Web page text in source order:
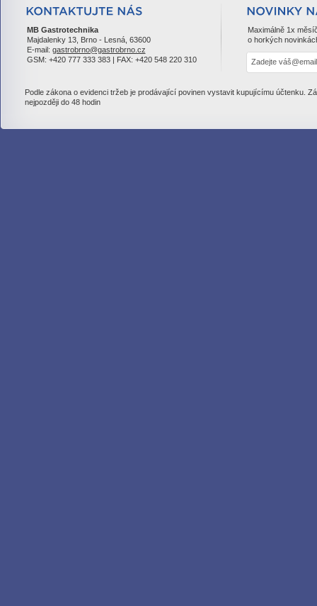
MB Gastrotechnika
Majdalenky 13, Brno - Lesná, 63600
E-mail: gastrobrno@gastrobrno.cz
GSM: +420 777 333 383 | FAX: +420 548 220 310
Maximálně 1x
o horkých
Podle zákona o evidenci tržeb je prodávající povinen vystavit kupujícímu účtenku.
nejpozději do 48 hodin